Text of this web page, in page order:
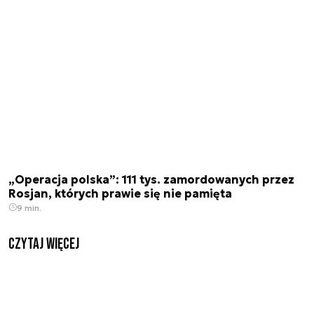
„Operacja polska”: 111 tys. zamordowanych przez
Rosjan, których prawie się nie pamięta
9 min.
czytaj więcej